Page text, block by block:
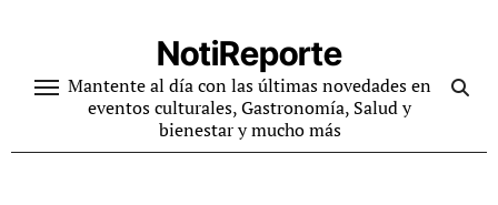
contenido
NotiReporte
Mantente al día con las últimas novedades en
eventos culturales, Gastronomía, Salud y
bienestar y mucho más